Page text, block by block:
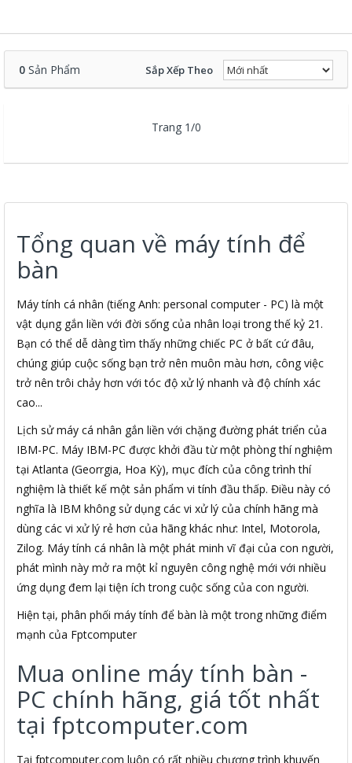
0 Sản Phẩm Sắp Xếp Theo
Trang 1/0
Tổng quan về máy tính để
bàn
Máy tính cá nhân (tiếng Anh: personal computer - PC) là một
vật dụng gắn liền với đời sống của nhân loại trong thế kỷ 21.
Bạn có thể dễ dàng tìm thấy những chiếc PC ở bất cứ đâu,
chúng giúp cuộc sống bạn trở nên muôn màu hơn, công việc
trở nên trôi chảy hơn với tóc độ xử lý nhanh và độ chính xác
cao...
Lịch sử máy cá nhân gắn liền với chặng đường phát triển của
IBM-PC. Máy IBM-PC được khởi đầu từ một phòng thí nghiệm
tại Atlanta (Georrgia, Hoa Kỳ), mục đích của công trình thí
nghiệm là thiết kế một sản phẩm vi tính đầu thấp. Điều này có
nghĩa là IBM không sử dụng các vi xử lý của chính hãng mà
dùng các vi xử lý rẻ hơn của hãng khác như: Intel, Motorola,
Zilog. Máy tính cá nhân là một phát minh vĩ đại của con người,
phát mình này mở ra một kỉ nguyên công nghệ mới với nhiều
ứng dụng đem lại tiện ích trong cuộc sống của con người.
Hiện tại, phân phối máy tính để bàn là một trong những điểm
mạnh của Fptcomputer
Mua online máy tính bàn -
PC chính hãng, giá tốt nhất
tại fptcomputer.com
Tại fptcomputer.com luôn có rất nhiều chương trình khuyến